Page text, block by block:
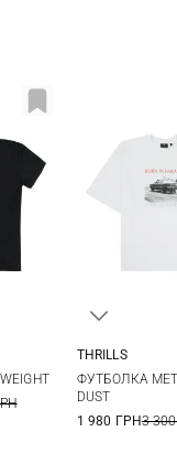
THRILLS
ФУТБОЛКА
DUST
1 980 ГРН3